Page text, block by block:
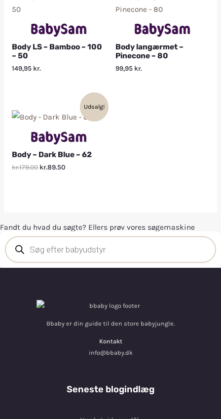
Body LS – Bamboo – 100
– 50
149,95 kr.
Body langærmet –
Pinecone – 80
99,95 kr.
Udsalg!
Body – Dark Blue – 62
kr.179.00 kr.89.50
Fandt du hvad du søgte? Ellers prøv vores søgemaskine
Bbaby er din guide til den store babyjungle.
Kontakt
info@bbaby.dk
Seneste blogindlæg